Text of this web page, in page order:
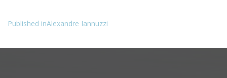
Navigation
Published inAlexandre Iannuzzi